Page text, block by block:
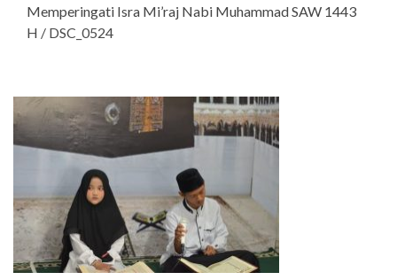
Memperingati Isra Mi’raj Nabi Muhammad SAW 1443
H / DSC_0524